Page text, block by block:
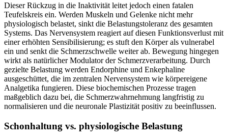
Dieser Rückzug in die Inaktivität leitet jedoch einen fatalen
Teufelskreis ein. Werden Muskeln und Gelenke nicht mehr
physiologisch belastet, sinkt die Belastungstoleranz des gesamten
Systems. Das Nervensystem reagiert auf diesen Funktionsverlust mit
einer erhöhten Sensibilisierung; es stuft den Körper als vulnerabel
ein und senkt die Schmerzschwelle weiter ab. Bewegung hingegen
wirkt als natürlicher Modulator der Schmerzverarbeitung. Durch
gezielte Belastung werden Endorphine und Enkephaline
ausgeschüttet, die im zentralen Nervensystem wie körpereigene
Analgetika fungieren. Diese biochemischen Prozesse tragen
maßgeblich dazu bei, die Schmerzwahrnehmung langfristig zu
normalisieren und die neuronale Plastizität positiv zu beeinflussen.
Schonhaltung vs. physiologische Belastung